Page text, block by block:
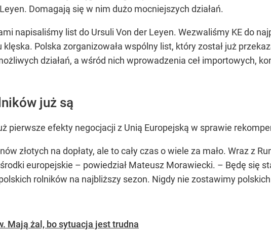
Domagają się w nim dużo mocniejszych działań.
napisaliśmy list do Ursuli Von der Leyen. Wezwaliśmy KE do
Polska zorganizowała wspólny list, który został już
działań, a wśród nich wprowadzenia ceł importowych,
już są
pierwsze efekty negocjacji z Unią Europejską w sprawie
złotych na dopłaty, ale to cały czas o wiele za mało. Wraz z
europejskie – powiedział Mateusz Morawiecki. – Będę się
rolników na najbliższy sezon. Nigdy nie zostawimy
Mają żal, bo sytuacja jest trudna